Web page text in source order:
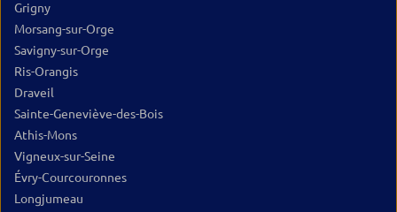
Grigny
Morsang-sur-Orge
Savigny-sur-Orge
Ris-Orangis
Draveil
Sainte-Geneviève-des-Bois
Athis-Mons
Vigneux-sur-Seine
Évry-Courcouronnes
Longjumeau